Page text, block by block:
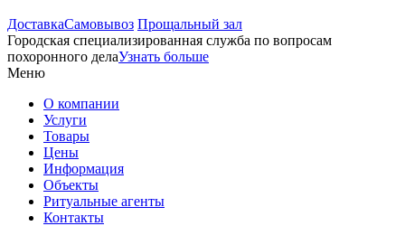
ДоставкаСамовывоз Прощальный зал
Городская специализированная служба по вопросам
похоронного делаУзнать больше
Меню
О компании
Услуги
Товары
Цены
Информация
Объекты
Ритуальные агенты
Контакты